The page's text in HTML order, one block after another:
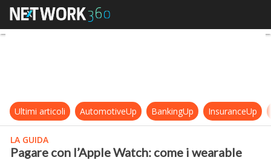
Pagare con l’Apple Watch: come
Ultimi articoli AutomotiveUp BankingUp InsuranceUp
LA GUIDA
Pagare con l’Apple Watch: come i wearable